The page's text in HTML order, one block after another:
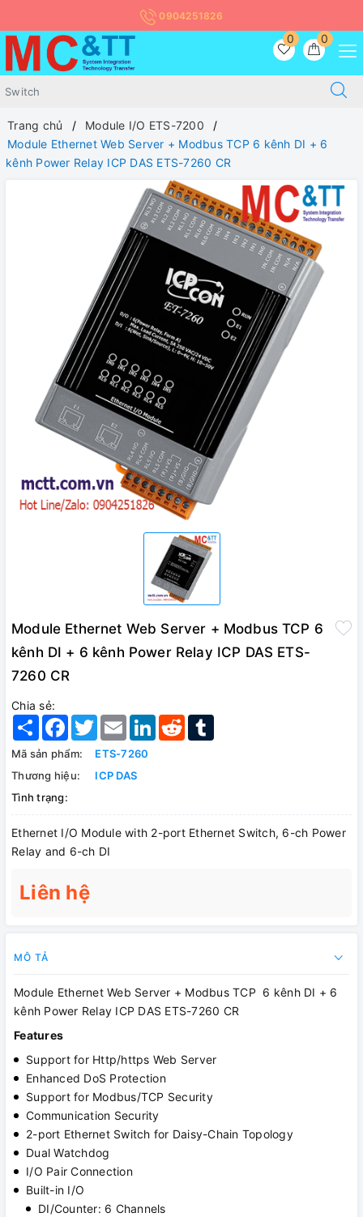
0904251826
0
0
Trang chủ
Module I/O ETS-7200
Module Ethernet Web Server + Modbus TCP 6 kênh DI + 6
kênh Power Relay ICP DAS ETS-7260 CR
Module Ethernet Web Server + Modbus TCP 6
kênh DI + 6 kênh Power Relay ICP DAS ETS-
7260 CR
Chia sẻ:
Share Facebook
TwitterEmail LinkedInReddit
Mã sản phẩm:
ETS-7260
Thương hiệu:
ICP DAS
Tình trạng:
Ethernet I/O Module with 2-port Ethernet Switch, 6-ch Power
Relay and 6-ch DI
Liên hệ
MÔ TẢ
Module Ethernet Web Server + Modbus TCP 6 kênh DI + 6
kênh Power Relay ICP DAS ETS-7260 CR
Features
Support for Http/https Web Server
Enhanced DoS Protection
Support for Modbus/TCP Security
Communication Security
2-port Ethernet Switch for Daisy-Chain Topology
Dual Watchdog
I/O Pair Connection
Built-in I/O
DI/Counter: 6 Channels